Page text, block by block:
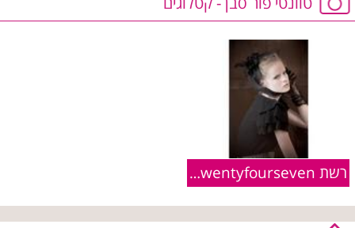
רשת Twentyfourseven :: פריטים מקולקציית חורף 2010/11